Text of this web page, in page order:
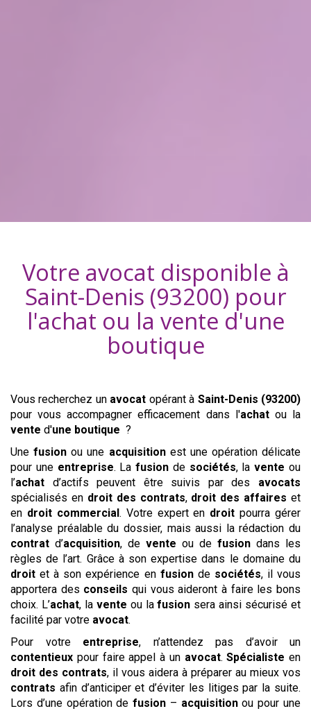
Votre avocat disponible à
Saint-Denis (93200) pour
l'achat ou la vente d'une
boutique
Vous recherchez un avocat opérant à Saint-Denis (93200)
pour vous accompagner efficacement dans l'achatou la
vente d'une boutique ?
Unefusion ou une acquisitionest une opération délicate
pour une entreprise. Lafusion de sociétés, lavente ou
l’achat d’actifs peuvent être suivis par des avocats
spécialisés en droit des contrats, droit des affaires et
en droit commercial . Votre expert en droit pourra gérer
l’analyse préalable du dossier, mais aussi la rédaction du
contrat d’acquisition, de vente ou de fusion dans les
règles de l’art. Grâce à son expertise dans le domaine du
droit et à son expérience en fusionde sociétés, il vous
apportera des conseils qui vous aideront à faire les bons
choix. L’achat, la vente ou lafusion sera ainsi sécurisé et
facilité par votre avocat.
Pour votre entreprise, n’attendez pas d’avoir un
contentieux pour faire appel à un avocat.Spécialiste en
droit des contrats, il vous aidera à préparer au mieux vos
contrats afin d’anticiper et d’éviter les litiges par la suite.
Lors d’une opération defusion – acquisitionou pour une